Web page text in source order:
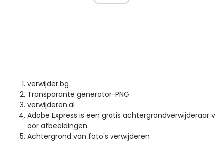
verwijder.bg
Transparante generator-PNG
verwijderen.ai
Adobe Express is een gratis achtergrondverwijderaar v
oor afbeeldingen.
Achtergrond van foto's verwijderen